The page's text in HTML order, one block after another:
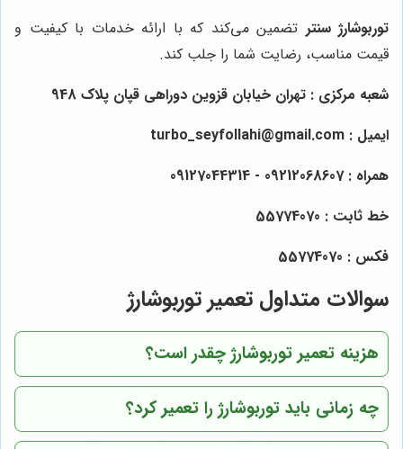
توربوشارژ سنتر تضمین می‌کند که با ارائه خدمات با کیفیت و
قیمت مناسب، رضایت شما را جلب کند.
شعبه مرکزی : تهران خیابان قزوین دوراهی قپان پلاک 948
ایمیل : turbo_seyfollahi@gmail.com
همراه :09212068607
- 09127044314
خط ثابت : 55774070
فکس : 55774070
سوالات متداول تعمیر توربوشارژ
هزینه تعمیر توربوشارژ چقدر است؟
چه زمانی باید توربوشارژ را تعمیر کرد؟